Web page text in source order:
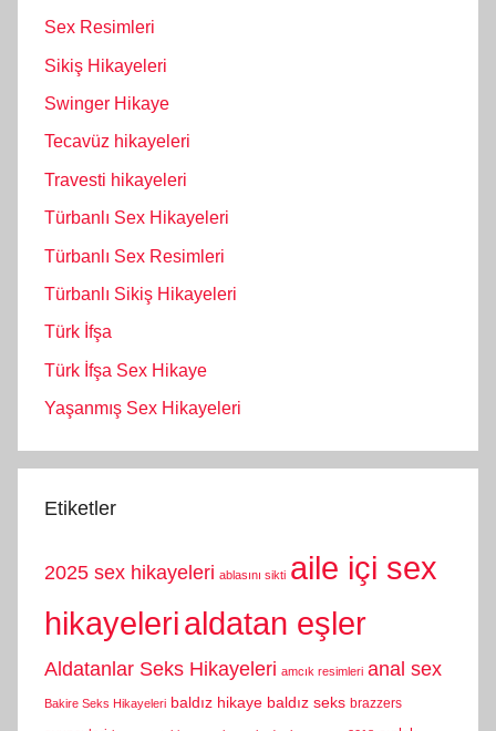
Sex Resimleri
Sikiş Hikayeleri
Swinger Hikaye
Tecavüz hikayeleri
Travesti hikayeleri
Türbanlı Sex Hikayeleri
Türbanlı Sex Resimleri
Türbanlı Sikiş Hikayeleri
Türk İfşa
Türk İfşa Sex Hikaye
Yaşanmış Sex Hikayeleri
Etiketler
2025 sex hikayeleri ablasını sikti aile içi sex
hikayelerialdatan eşler
Aldatanlar Seks Hikayeleri amcık resimleri anal sex
Bakire Seks Hikayeleri baldız hikaye baldız seks brazzers